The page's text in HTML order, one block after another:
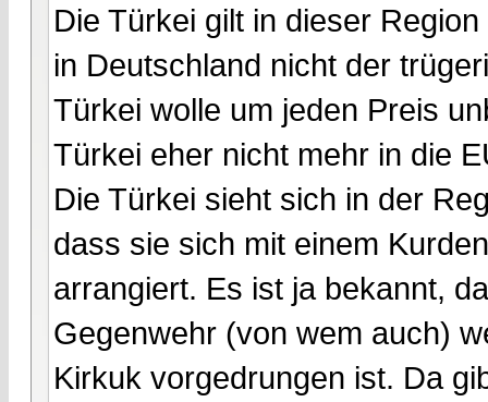
Die Türkei gilt in dieser
in Deutschland nicht der
Türkei wolle um jeden Preis
Türkei eher nicht mehr in die
Die Türkei sieht sich in der
dass sie sich mit einem
arrangiert. Es ist ja bekannt,
Gegenwehr (von wem auch)
Kirkuk vorgedrungen ist. Da